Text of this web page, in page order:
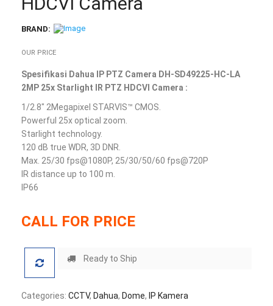
BRAND:
OUR PRICE
Spesifikasi Dahua IP PTZ Camera DH-SD49225-HC-LA
2MP 25x Starlight IR PTZ HDCVI Camera :
1/2.8″ 2Megapixel STARVIS™ CMOS.
Powerful 25x optical zoom.
Starlight technology.
120 dB true WDR, 3D DNR.
Max. 25/30 fps@1080P, 25/30/50/60 fps@720P
IR distance up to 100 m.
IP66
CALL FOR PRICE
Ready to Ship
Categories: CCTV, Dahua, Dome, IP Kamera